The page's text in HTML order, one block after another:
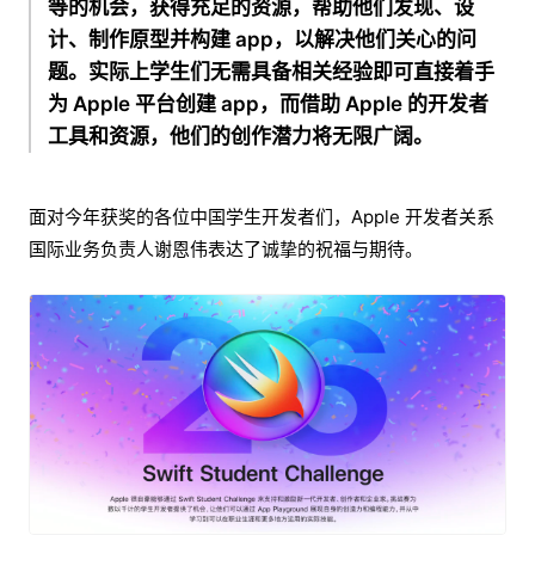
等的机会，获得充足的资源，帮助他们发现、设
计、制作原型并构建 app，以解决他们关心的问
题。实际上学生们无需具备相关经验即可直接着手
为 Apple 平台创建 app，而借助 Apple 的开发者
工具和资源，他们的创作潜力将无限广阔。
面对今年获奖的各位中国学生开发者们，Apple 开发者关系
国际业务负责人谢恩伟表达了诚挚的祝福与期待。